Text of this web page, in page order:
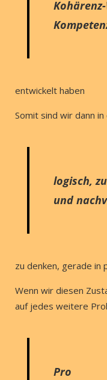
entwickelt haben
Somit sind wir dann
logisch,
und
zu denken, gerade in
Wenn wir diesen
auf jedes weitere
Pro